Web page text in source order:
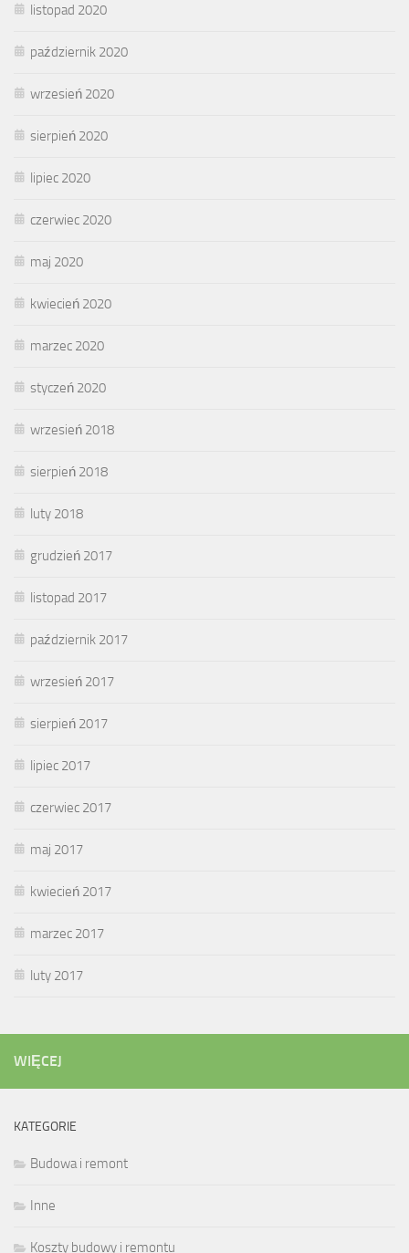
listopad 2020
październik 2020
wrzesień 2020
sierpień 2020
lipiec 2020
czerwiec 2020
maj 2020
kwiecień 2020
marzec 2020
styczeń 2020
wrzesień 2018
sierpień 2018
luty 2018
grudzień 2017
listopad 2017
październik 2017
wrzesień 2017
sierpień 2017
lipiec 2017
czerwiec 2017
maj 2017
kwiecień 2017
marzec 2017
luty 2017
WIĘCEJ
KATEGORIE
Budowa i remont
Inne
Koszty budowy i remontu